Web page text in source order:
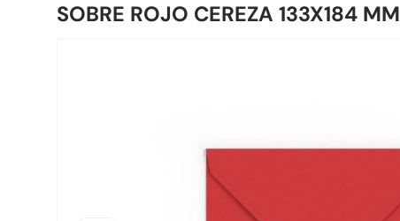
SOBRE ROJO CEREZA 133X184 MM